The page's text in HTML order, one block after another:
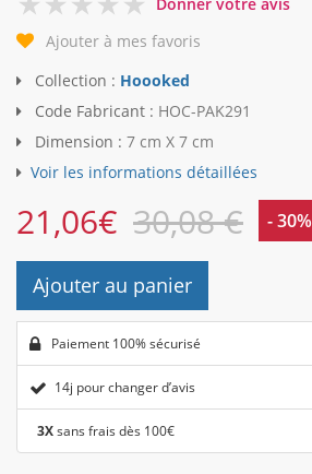
Ajouter à mes favoris
Collection : Hoooked
Code Fabricant : HOC-PAK291
Dimension : 7 cm X 7 cm
Voir les informations détaillées
21,06€ 30,08 € - 30%
Ajouter au panier
Paiement 100% sécurisé
14j pour changer d’avis
3Xsans frais dès 100€